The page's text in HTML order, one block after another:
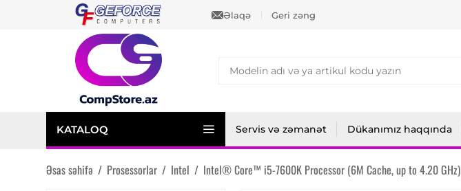
Əlaqə Geri zəng
KATALOQ Servis və zəmanət Dükanımız haqqında
Əsas səhifə / Prosessorlar / Intel / Intel® Core™ i5-7600K Processor (6M Cache, up to 4.20 GHz)